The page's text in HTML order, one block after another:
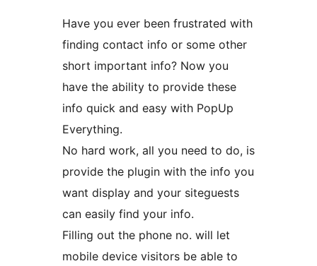
Have you ever been frustrated with
finding contact info or some other
short important info? Now you
have the ability to provide these
info quick and easy with PopUp
Everything.
No hard work, all you need to do, is
provide the plugin with the info you
want display and your siteguests
can easily find your info.
Filling out the phone no. will let
mobile device visitors be able to